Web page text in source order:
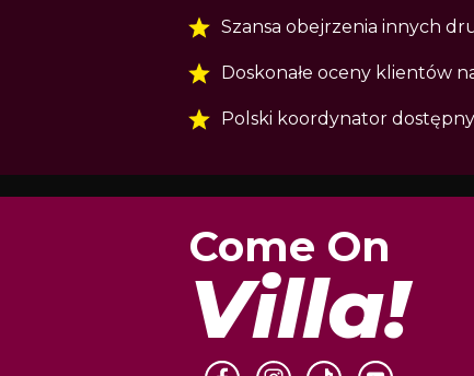
Szansa obejrzenia innych
Doskonałe oceny klientów
Polski koordynator
Come On
Villa!